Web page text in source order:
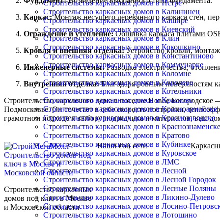
Строительство каркасных домов в Истре
Строительство каркасных домов в Калининец
Строительство каркасных домов в Кашире
Строительство каркасных домов в Киевский
Строительство каркасных домов в Клин
Строительство каркасных домов в Кокошкино
Строительство каркасных домов в Константиново
Строительство каркасных домов в Коммунарке
Строительство каркасных домов в Коломне
Строительство каркасных домов в Королеве
Строительство каркасных домов в Котельники
Строительство каркасных домов в Красково
Строительство каркасных домов в Красноармейске
Строительство каркасных домов в Краснозаводске
Строительство каркасных домов в Краснознаменске
Строительство каркасных домов в Кратово
Строительство каркасных домов в Кубинке
Строительство каркасных домов в Куровское
Строительство каркасных домов в ЛМС
Строительство каркасных домов в Лесной
Строительство каркасных домов в Лесной Городок
Строительство каркасных домов в Лесные Поляны
Строительство каркасных домов в Ликино-Дулево
Строительство каркасных домов в Лосино-
Строительство каркасных домов в Лотошино
Каркас:Монтаж несущего деревянного каркаса стен,
Ограждение и утепление:Обшивка каркаса плитами
Кровля и внешняя отделка:Устройство кровли,
Инженерные системы:Разводка электричества,
Внутренняя отделка:Благодаря ровным поверхностям
Строительство каркасного дома в поселке Новое
Подмосковье. Он сочетает в себе скорость постройки,
грамотном подходе к выбору подрядчика и материалов, ваш
Строительство каркасных
домов под ключ в Москве
и Московской области
Наши соц сети